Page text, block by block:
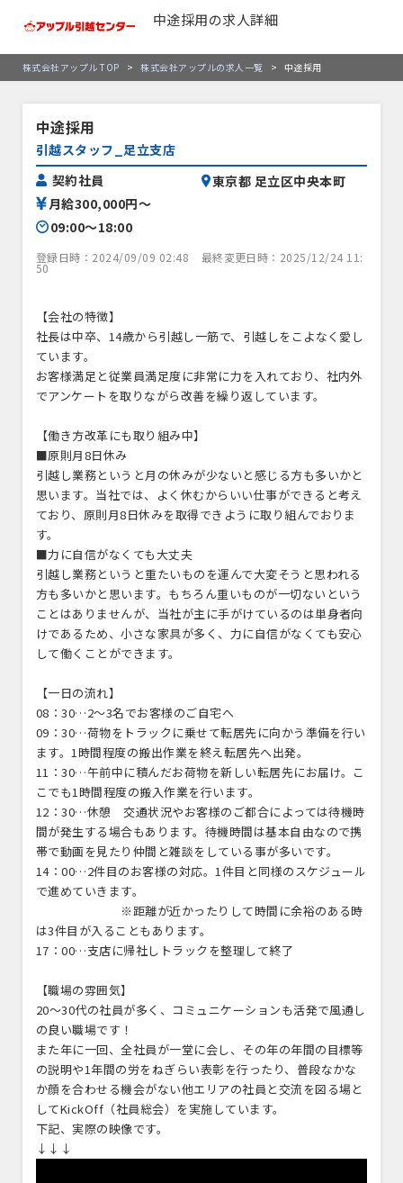
中途採用の求人詳細
株式会社アップル TOP > 株式会社アップルの求人一覧 > 中途採用
中途採用
引越スタッフ_足立支店
契約社員
月給300,000円〜
09:00〜18:00
東京都 足立区中央本町
登録日時：2024/09/09 02:48 最終変更日時：2025/12/24 11:
50
【会社の特徴】
社長は中卒、14歳から引越し一筋で、引越しをこよなく愛し
ています。
お客様満足と従業員満足度に非常に力を入れており、社内外
でアンケートを取りながら改善を繰り返しています。
【働き方改革にも取り組み中】
■原則月8日休み
引越し業務というと月の休みが少ないと感じる方も多いかと
思います。当社では、よく休むからいい仕事ができると考え
ており、原則月8日休みを取得できように取り組んでおりま
す。
■力に自信がなくても大丈夫
引越し業務というと重たいものを運んで大変そうと思われる
方も多いかと思います。もちろん重いものが一切ないという
ことはありませんが、当社が主に手がけているのは単身者向
けであるため、小さな家具が多く、力に自信がなくても安心
して働くことができます。
【一日の流れ】
08：30…2～3名でお客様のご自宅へ
09：30…荷物をトラックに乗せて転居先に向かう準備を行い
ます。1時間程度の搬出作業を終え転居先へ出発。
11：30…午前中に積んだお荷物を新しい転居先にお届け。こ
こでも1時間程度の搬入作業を行います。
12：30…休憩 交通状況やお客様のご都合によっては待機時
間が発生する場合もあります。待機時間は基本自由なので携
帯で動画を見たり仲間と雑談をしている事が多いです。
14：00…2件目のお客様の対応。1件目と同様のスケジュール
で進めていきます。
※距離が近かったりして時間に余裕のある時
は3件目が入ることもあります。
17：00…支店に帰社しトラックを整理して終了
【職場の雰囲気】
20～30代の社員が多く、コミュニケーションも活発で風通し
の良い職場です！
また年に一回、全社員が一堂に会し、その年の年間の目標等
の説明や1年間の労をねぎらい表彰を行ったり、普段なかな
か顔を合わせる機会がない他エリアの社員と交流を図る場と
してKickOff（社員総会）を実施しています。
下記、実際の映像です。
↓↓↓